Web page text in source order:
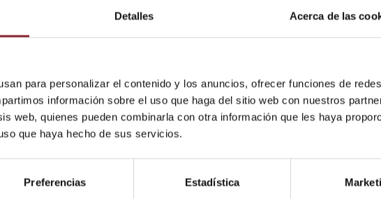
Detalles Acerca de las
para personalizar el contenido y los anuncios, ofrecer funciones de
información sobre el uso que haga del sitio web con nuestros
web, quienes pueden combinarla con otra información que les haya
que haya hecho de sus servicios.
Preferencias Estadística